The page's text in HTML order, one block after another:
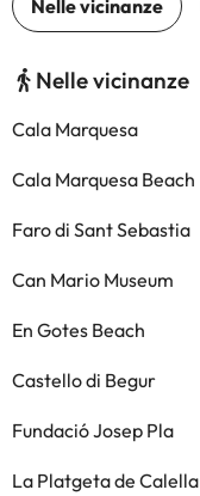
Nelle vicinanze
Cala Marquesa
Cala Marquesa Beach
Faro di Sant Sebastia
Can Mario Museum
En Gotes Beach
Castello di Begur
Fundació Josep Pla
La Platgeta de Calella